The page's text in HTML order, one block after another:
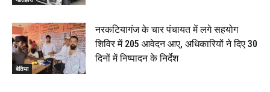
बेतिया
नरकटियागंज के चार पंचायत में लगे सहयोग
शिविर में 205 आवेदन आए, अधिकारियों ने दिए 30
दिनों में निष्पादन के निर्देश